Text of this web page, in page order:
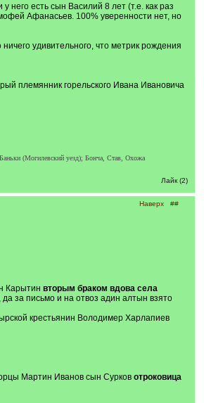
него есть сын Василий 8 лет (т.е. как раз
Афанасьев. 100% уверенности нет, но
удивительного, что метрик рождения
племянник горельского Ивана Ивановича
(Могилевский уезд); Бонча, Став, Охожа
Лайк (2)
Наверх ##
Карытин вторым браком вдова села
за письмо и на отвоз адин алтын взято
крестьянин Володимер Харлапиев
Мартин Иванов сын Сурков отроковица